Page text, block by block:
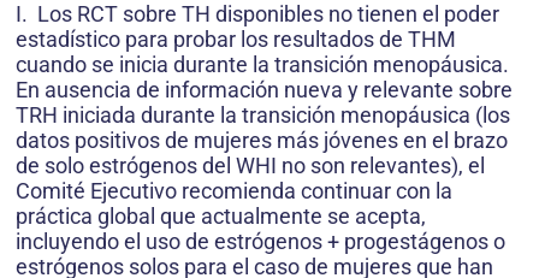
I. Los RCT sobre TH disponibles no tienen el poder
estadístico para probar los resultados de THM
cuando se inicia durante la transición menopáusica.
En ausencia de información nueva y relevante sobre
TRH iniciada durante la transición menopáusica (los
datos positivos de mujeres más jóvenes en el brazo
de solo estrógenos del WHI no son relevantes), el
Comité Ejecutivo recomienda continuar con la
práctica global que actualmente se acepta,
incluyendo el uso de estrógenos + progestágenos o
estrógenos solos para el caso de mujeres que han